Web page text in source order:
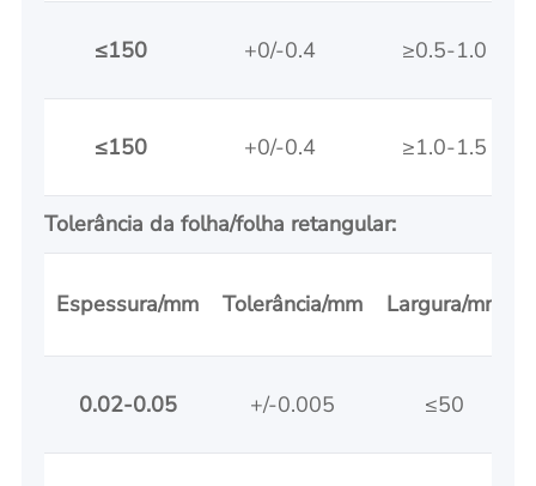
≤150 +0/-0.4 ≥0.5-1.0
≤150 +0/-0.4 ≥1.0-1.5
Tolerância da folha/folha retangular:
Espessura/mm Tolerância/mm Largura/mm
0.02-0.05 +/-0.005 ≤50